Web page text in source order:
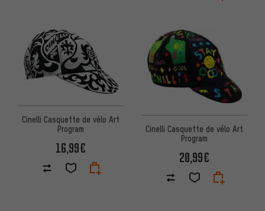
Cinelli Casquette de vélo Art
Program
16,99€
Cinelli Casquette de vélo Art
Program
20,99€